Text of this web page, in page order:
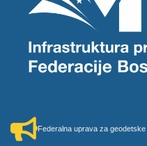
Federalna uprava za